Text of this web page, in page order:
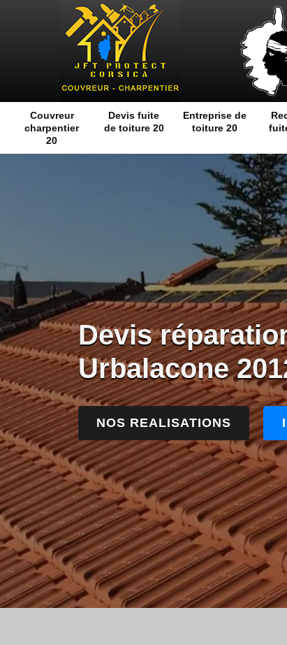
Couvreur
charpentier
20
Devis fuite
de toiture 20
Entreprise de
toiture 20
Devis
Urbalacone
NOS REALISATIONS